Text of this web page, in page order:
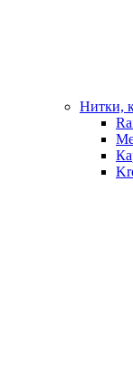
Нитки,